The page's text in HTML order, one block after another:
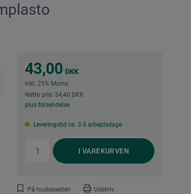
43,00 DKK
inkl. 25% Moms
Netto pris: 34,40 DKK
plus forsendelse
Leveringstid ca. 3-5 arbejdsdage
I VAREKURVEN
På huskesedlen Udskriv